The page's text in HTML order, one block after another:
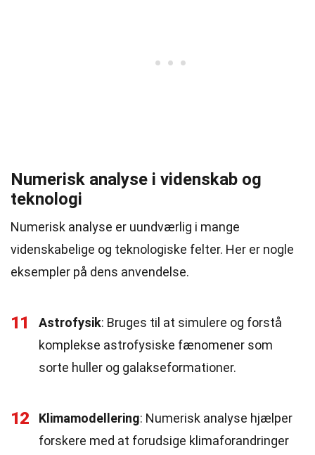
Numerisk analyse i videnskab og
teknologi
Numerisk analyse er uundværlig i mange
videnskabelige og teknologiske felter. Her er nogle
eksempler på dens anvendelse.
11 Astrofysik: Bruges til at simulere og forstå
komplekse astrofysiske fænomener som
sorte huller og galakseformationer.
12 Klimamodellering: Numerisk analyse hjælper
forskere med at forudsige klimaforandringer